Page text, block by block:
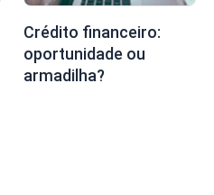
Crédito financeiro:
oportunidade ou
armadilha?